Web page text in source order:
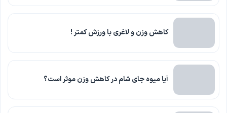
کاهش وزن و لاغری با ورزش کمتر !
آیا میوه جای شام در کاهش وزن موثر است؟